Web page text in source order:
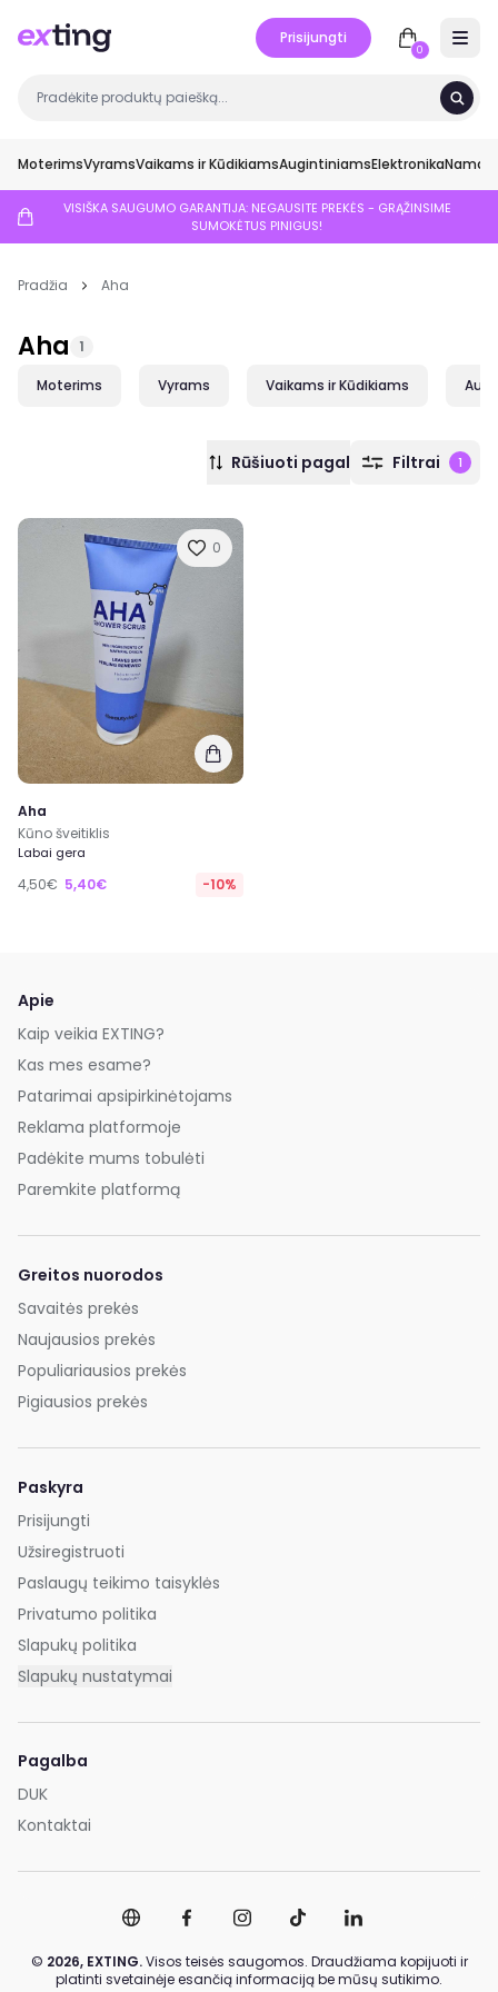
Prisijungti
0
MoterimsVyramsVaikams ir KūdikiamsAugintiniamsElektronikaNamai
VISIŠKA SAUGUMO GARANTIJA: NEGAUSITE PREKĖS - GRĄŽINSIME
SUMOKĖTUS PINIGUS!
Pradžia Aha
Aha 1
Moterims Vyrams Vaikams ir Kūdikiams
Rūšiuoti pagal Filtrai 1
0
Aha
Kūno šveitiklis
Labai gera
4,50€ 5,40€ -10%
Apie
Kaip veikia EXTING?
Kas mes esame?
Patarimai apsipirkinėtojams
Reklama platformoje
Padėkite mums tobulėti
Paremkite platformą
Greitos nuorodos
Savaitės prekės
Naujausios prekės
Populiariausios prekės
Pigiausios prekės
Paskyra
Prisijungti
Užsiregistruoti
Paslaugų teikimo taisyklės
Privatumo politika
Slapukų politika
Slapukų nustatymai
Pagalba
DUK
Kontaktai
© 2026, EXTING.Visos teisės saugomos. Draudžiama kopijuoti ir
platinti svetainėje esančią informaciją be mūsų sutikimo.